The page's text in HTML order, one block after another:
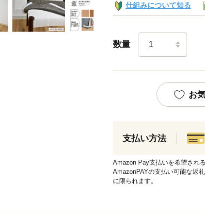
仕組みについて知る
数量
お
支払い方法
Amazon Pay支払いを希望され
AmazonPAYの支払い可能な返
に限られます。